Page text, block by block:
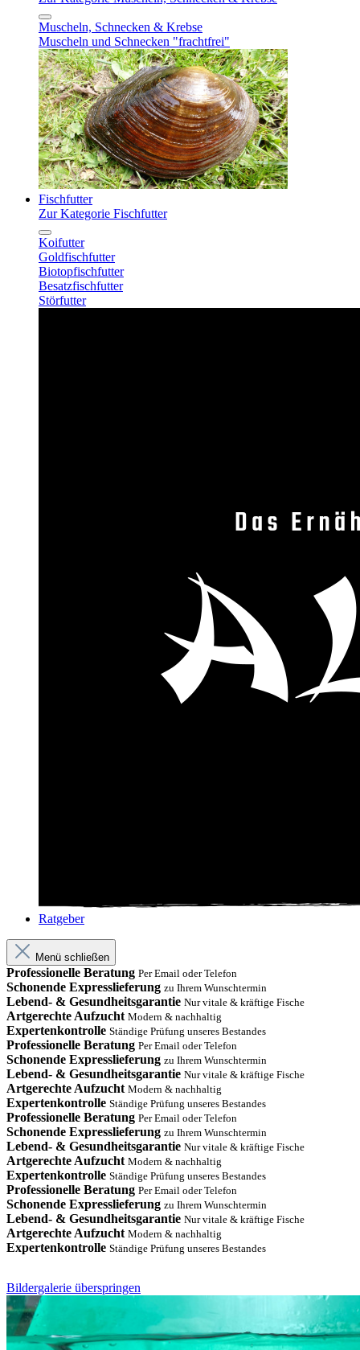
Muscheln, Schnecken & Krebse
Muscheln und Schnecken "frachtfrei"
Fischfutter
Zur Kategorie Fischfutter
Koifutter
Goldfischfutter
Biotopfischfutter
Besatzfischfutter
Störfutter
Ratgeber
Menü schließen
Professionelle Beratung Per Email oder Telefon
Schonende Expresslieferung zu Ihrem Wunschtermin
Lebend- & Gesundheitsgarantie Nur vitale & kräftige Fische
Artgerechte Aufzucht Modern & nachhaltig
Expertenkontrolle Ständige Prüfung unseres Bestandes
Professionelle Beratung Per Email oder Telefon
Schonende Expresslieferung zu Ihrem Wunschtermin
Lebend- & Gesundheitsgarantie Nur vitale & kräftige Fische
Artgerechte Aufzucht Modern & nachhaltig
Expertenkontrolle Ständige Prüfung unseres Bestandes
Professionelle Beratung Per Email oder Telefon
Schonende Expresslieferung zu Ihrem Wunschtermin
Lebend- & Gesundheitsgarantie Nur vitale & kräftige Fische
Artgerechte Aufzucht Modern & nachhaltig
Expertenkontrolle Ständige Prüfung unseres Bestandes
Professionelle Beratung Per Email oder Telefon
Schonende Expresslieferung zu Ihrem Wunschtermin
Lebend- & Gesundheitsgarantie Nur vitale & kräftige Fische
Artgerechte Aufzucht Modern & nachhaltig
Expertenkontrolle Ständige Prüfung unseres Bestandes
Bildergalerie überspringen